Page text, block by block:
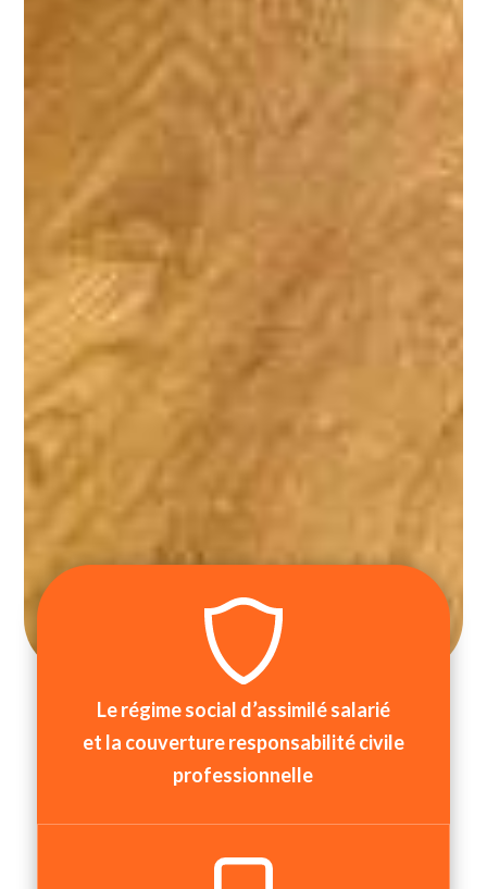
Le régime social d’assimilé salarié
et la couverture responsabilité civile
professionnelle